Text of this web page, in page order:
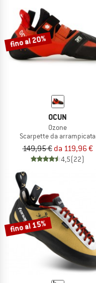
fino al 20%
OCUN
Ozone
Scarpette da arrampicata
149,95 € da 119,96 €
4,5(22)
fino al 15%